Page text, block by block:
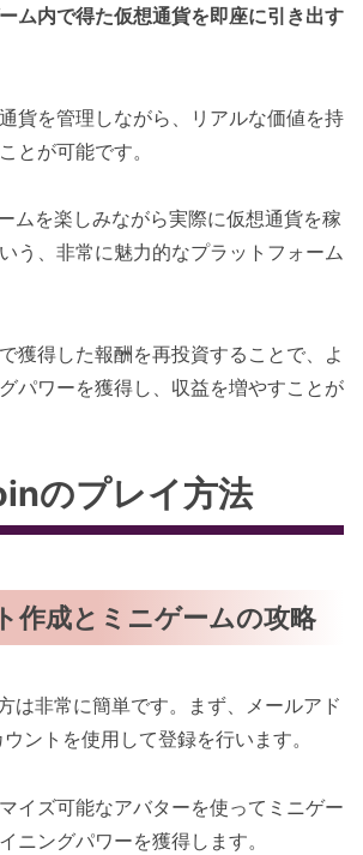
ム内で得た仮想通貨を即座に引き出す
貨を管理しながら、リアルな価値を持
とが可能です。
ムを楽しみながら実際に仮想通貨を稼
う、非常に魅力的なプラットフォーム
獲得した報酬を再投資することで、よ
パワーを獲得し、収益を増やすことが
のプレイ方法
作成とミニゲームの攻略
は非常に簡単です。まず、メールアド
ントを使用して登録を行います。
イズ可能なアバターを使ってミニゲー
ニングパワーを獲得します。